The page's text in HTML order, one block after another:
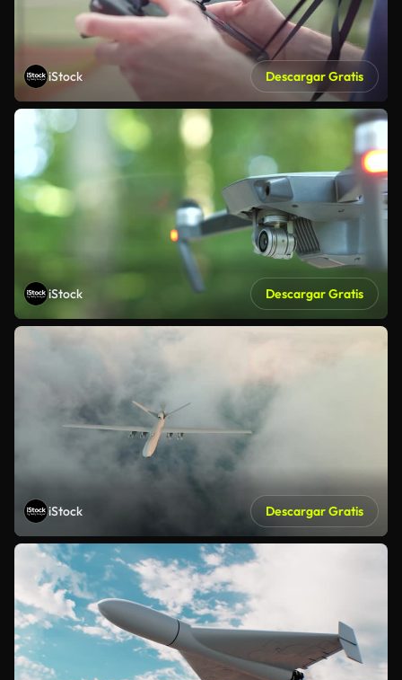
iStock Descargar Gratis
iStock Descargar Gratis
iStock Descargar Gratis